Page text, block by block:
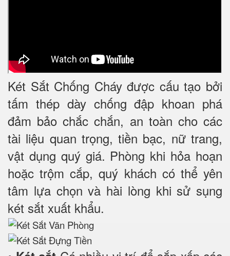
Két Sắt Chống Cháy được cấu tạo bởi
tấm thép dày chống đập khoan phá
đảm bảo chắc chắn, an toàn cho các
tài liệu quan trọng, tiền bạc, nữ trang,
vật dụng quý giá. Phòng khi hỏa hoạn
hoặc trộm cắp, quý khách có thể yên
tâm lựa chọn và hài lòng khi sử sụng
két sắt xuất khẩu.